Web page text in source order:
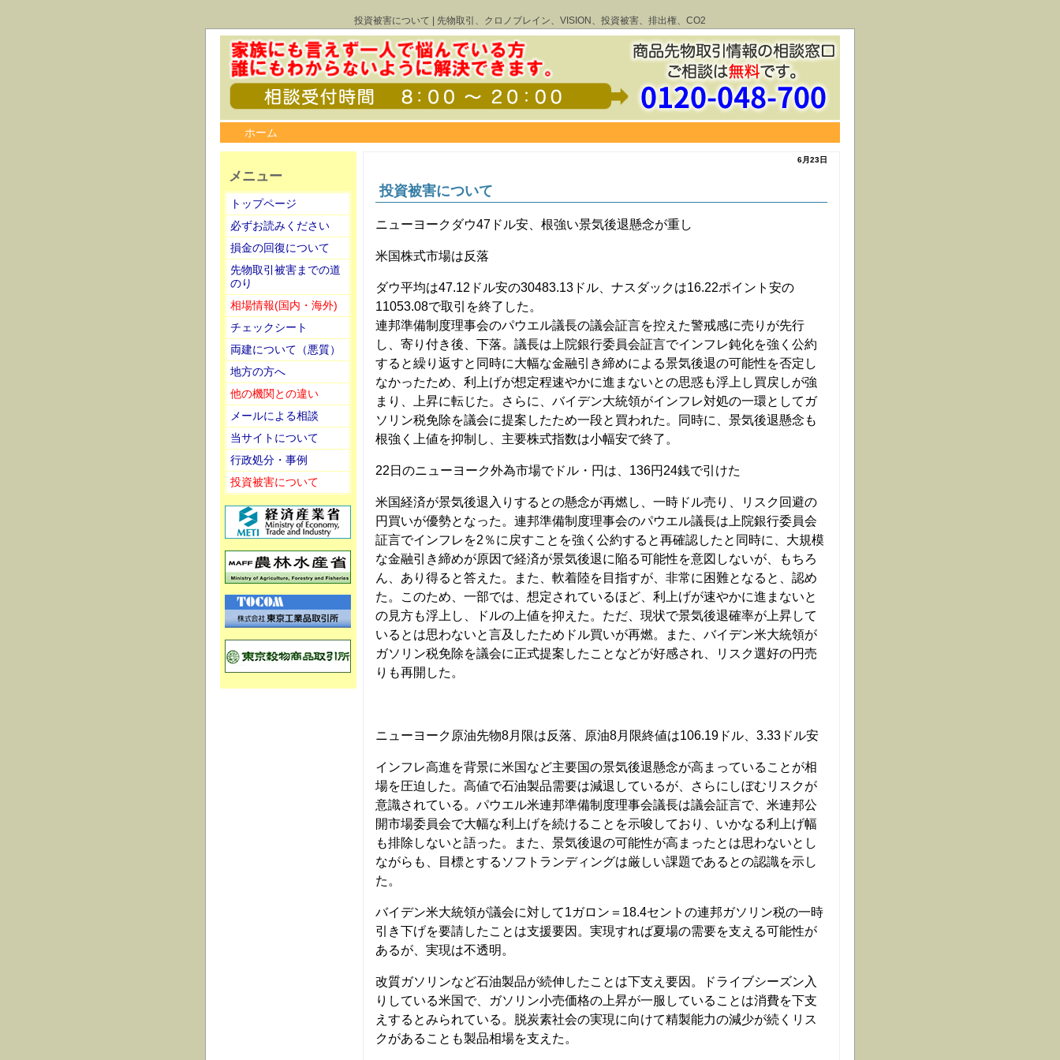
投資被害について | 先物取引、クロノブレイン、VISION、投資被害、排出権、CO2
ホーム
6月23日
投資被害について
ニューヨークダウ47ドル安、根強い景気後退懸念が重し
米国株式市場は反落
ダウ平均は47.12ドル安の30483.13ドル、ナスダックは16.22ポイント安の
11053.08で取引を終了した。
連邦準備制度理事会のパウエル議長の議会証言を控えた警戒感に売りが先行
し、寄り付き後、下落。議長は上院銀行委員会証言でインフレ鈍化を強く公約
すると繰り返すと同時に大幅な金融引き締めによる景気後退の可能性を否定し
なかったため、利上げが想定程速やかに進まないとの思惑も浮上し買戻しが強
まり、上昇に転じた。さらに、バイデン大統領がインフレ対処の一環としてガ
ソリン税免除を議会に提案したため一段と買われた。同時に、景気後退懸念も
根強く上値を抑制し、主要株式指数は小幅安で終了。
22日のニューヨーク外為市場でドル・円は、136円24銭で引けた
米国経済が景気後退入りするとの懸念が再燃し、一時ドル売り、リスク回避の
円買いが優勢となった。連邦準備制度理事会のパウエル議長は上院銀行委員会
証言でインフレを2％に戻すことを強く公約すると再確認したと同時に、大規模
な金融引き締めが原因で経済が景気後退に陥る可能性を意図しないが、もちろ
ん、あり得ると答えた。また、軟着陸を目指すが、非常に困難となると、認め
た。このため、一部では、想定されているほど、利上げが速やかに進まないと
の見方も浮上し、ドルの上値を抑えた。ただ、現状で景気後退確率が上昇して
いるとは思わないと言及したためドル買いが再燃。また、バイデン米大統領が
ガソリン税免除を議会に正式提案したことなどが好感され、リスク選好の円売
りも再開した。
ニューヨーク原油先物8月限は反落、原油8月限終値は106.19ドル、3.33ドル安
インフレ高進を背景に米国など主要国の景気後退懸念が高まっていることが相
場を圧迫した。高値で石油製品需要は減退しているが、さらにしぼむリスクが
意識されている。パウエル米連邦準備制度理事会議長は議会証言で、米連邦公
開市場委員会で大幅な利上げを続けることを示唆しており、いかなる利上げ幅
も排除しないと語った。また、景気後退の可能性が高まったとは思わないとし
ながらも、目標とするソフトランディングは厳しい課題であるとの認識を示し
た。
バイデン米大統領が議会に対して1ガロン＝18.4セントの連邦ガソリン税の一時
引き下げを要請したことは支援要因。実現すれば夏場の需要を支える可能性が
あるが、実現は不透明。
改質ガソリンなど石油製品が続伸したことは下支え要因。ドライブシーズン入
りしている米国で、ガソリン小売価格の上昇が一服していることは消費を下支
えするとみられている。脱炭素社会の実現に向けて精製能力の減少が続くリス
クがあることも製品相場を支えた。
メニュー
トップページ
必ずお読みください
損金の回復について
先物取引被害までの道
のり
相場情報(国内・海外)
チェックシート
両建について（悪質）
地方の方へ
他の機関との違い
メールによる相談
当サイトについて
行政処分・事例
投資被害について